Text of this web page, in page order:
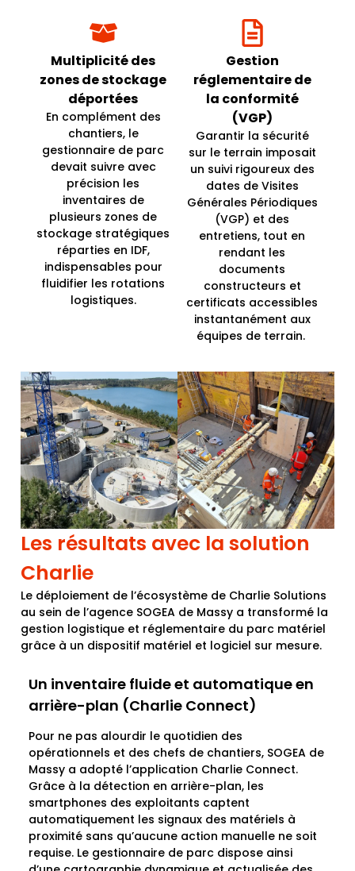
Multiplicité des
zones de stockage
déportées
En complément des
chantiers, le
gestionnaire de parc
devait suivre avec
précision les
inventaires de
plusieurs zones de
stockage stratégiques
réparties en IDF,
indispensables pour
fluidifier les rotations
logistiques.
Gestion
réglementaire de
la conformité
(VGP)
Garantir la sécurité
sur le terrain imposait
un suivi rigoureux des
dates de Visites
Générales Périodiques
(VGP) et des
entretiens, tout en
rendant les
documents
constructeurs et
certificats accessibles
instantanément aux
équipes de terrain.
Les résultats avec la solution
Charlie
Le déploiement de l’écosystème de Charlie Solutions
au sein de l’agence SOGEA de Massy a transformé la
gestion logistique et réglementaire du parc matériel
grâce à un dispositif matériel et logiciel sur mesure.
Un inventaire fluide et automatique en
arrière-plan (Charlie Connect)
Pour ne pas alourdir le quotidien des
opérationnels et des chefs de chantiers, SOGEA de
Massy a adopté l’application Charlie Connect.
Grâce à la détection en arrière-plan, les
smartphones des exploitants captent
automatiquement les signaux des matériels à
proximité sans qu’aucune action manuelle ne soit
requise. Le gestionnaire de parc dispose ainsi